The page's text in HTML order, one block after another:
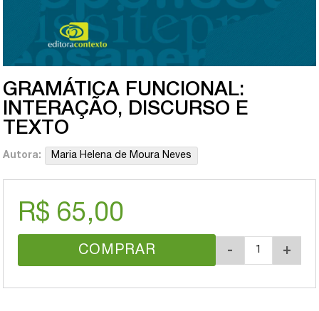
GRAMÁTICA FUNCIONAL:
INTERAÇÃO, DISCURSO E
TEXTO
Autora: Maria Helena de Moura Neves
R$ 65,00
COMPRAR - +